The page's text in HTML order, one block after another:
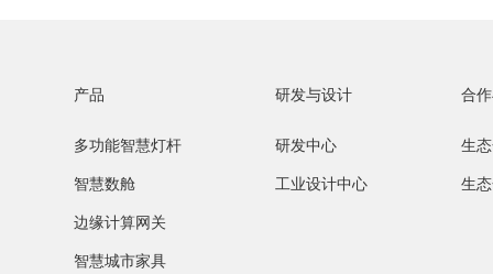
产品
多功能智慧灯杆
智慧数舱
边缘计算网关
智慧城市家具
研发与设计
研发中心
工业设计中心
合
生
生